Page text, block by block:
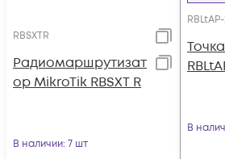
RBSXTR
Радиомаршрутизат
ор MikroTik RBSXT R
В наличии: 7 шт
В